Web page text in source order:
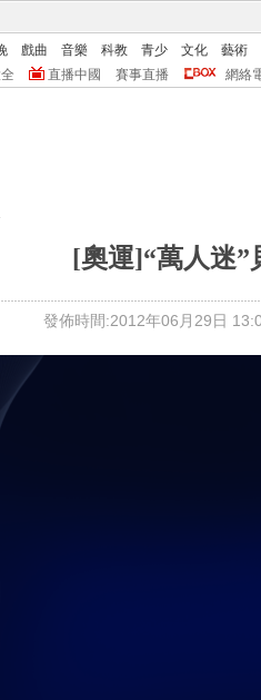
戲曲 音樂 科教 青少 文化
藝術
直播中國 賽事直播 網絡
[奧運]“萬人迷”
發佈時間:2012年06月29日